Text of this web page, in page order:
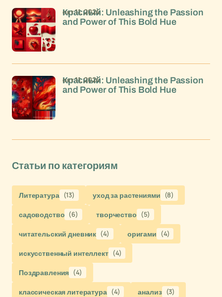
Красный: Unleashing the Passion
and Power of This Bold Hue
окт 11, 2024
Красный: Unleashing the Passion
and Power of This Bold Hue
окт 11, 2024
Статьи по категориям
Литература (13) уход за растениями (8)
садоводство (6) творчество (5)
читательский дневник (4) оригами (4)
искусственный интеллект (4)
Поздравления (4)
классическая литература (4) анализ (3)